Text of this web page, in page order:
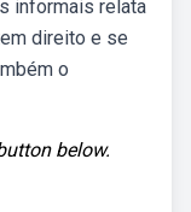
informais relata
direito e se
o
below.